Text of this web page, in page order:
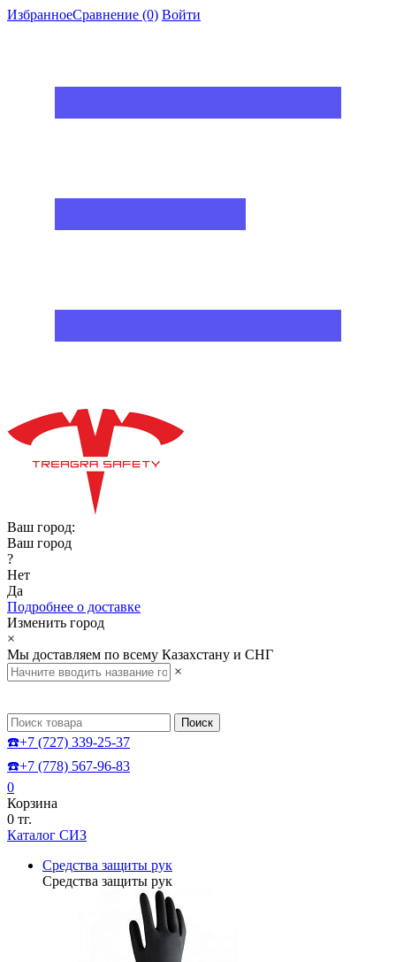
ИзбранноеСравнение (0) Войти
Ваш город:
Ваш город
?
Нет
Да
Подробнее о доставке
Изменить город
×
Мы доставляем по всему Казахстану и СНГ
×
Поиск
☎️+7 (727) 339-25-37
☎️+7 (778) 567-96-83
0
Корзина
0 тг.
Каталог СИЗ
Средства защиты рук
Средства защиты рук